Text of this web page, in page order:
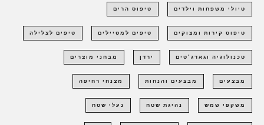
טיולי משפחות וילדים טיפוס הרים
טיפוס קירות ומצוקים טיפים למטיילים טיפים לצלילה
טכנולוגיה וגאדג'טים ירדן מבחני מוצרים
מבצעים מבצעים והנחות מצנחי רחיפה
משקפי שמש נהיגת שטח נעלי שטח